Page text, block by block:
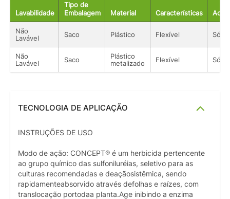
Lavabilidade
Tipo de
Embalagem
Material Características
Não
Lavável
Saco Plástico Flexível
Não
Lavável
Saco
Plástico
metalizado
Flexível
TECNOLOGIA DE APLICAÇÃO
INSTRUÇÕES DE USO
Modo de ação: CONCEPT® é um herbicida pertencente
ao grupo químico das sulfoniluréias, seletivo para as
culturas recomendadas e deaçãosistêmica, sendo
rapidamenteabsorvido através defolhas e raízes, com
translocação portodaa planta.Age inibindo a enzima